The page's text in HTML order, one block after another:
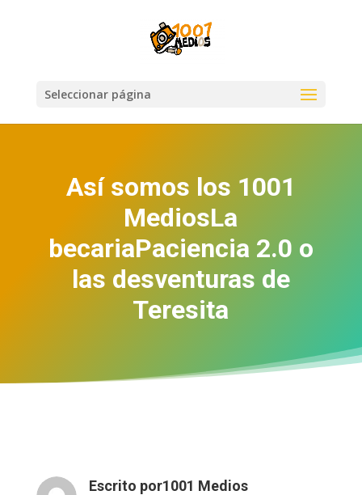
Seleccionar página
Así somos los 1001
MediosLa
becariaPaciencia 2.0 o
las desventuras de
Teresita
Escrito por1001 Medios